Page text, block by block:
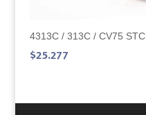
4313C / 313C / CV75
$25.277